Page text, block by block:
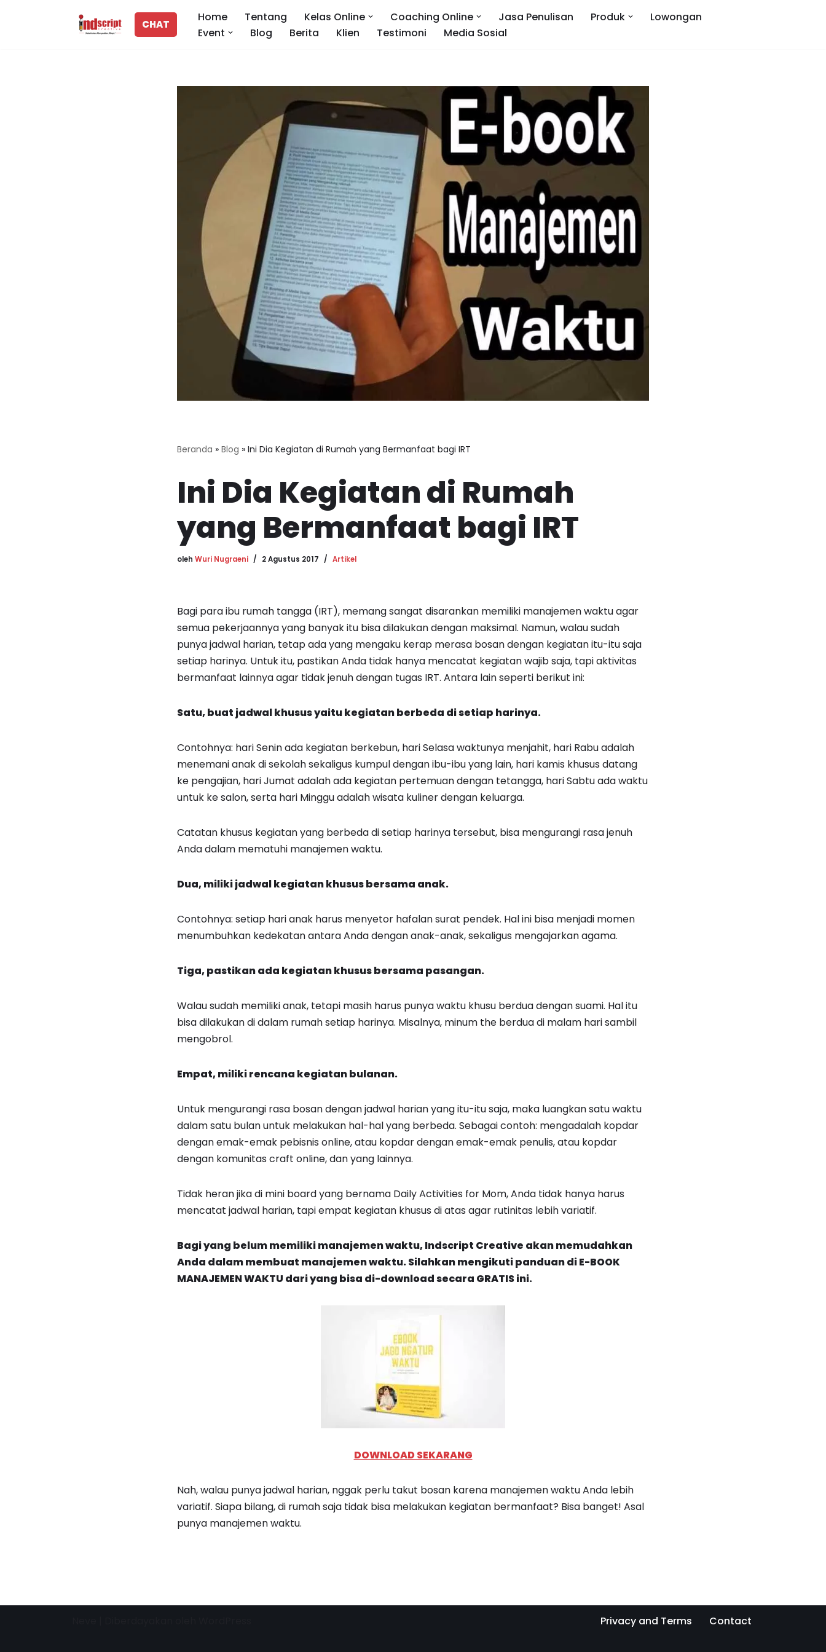
CHAT
Home Tentang Kelas Online Coaching Online Jasa Penulisan Produk
Lowongan
Event
Blog Berita Klien Testimoni Media Sosial
Beranda » Blog » Ini Dia Kegiatan di Rumah yang Bermanfaat bagi IRT
Ini Dia Kegiatan di Rumah
yang Bermanfaat bagi IRT
oleh Wuri Nugraeni 2 Agustus 2017 Artikel
Bagi para ibu rumah tangga (IRT), memang sangat disarankan memiliki manajemen waktu agar
semua pekerjaannya yang banyak itu bisa dilakukan dengan maksimal. Namun, walau sudah
punya jadwal harian, tetap ada yang mengaku kerap merasa bosan dengan kegiatan itu-itu saja
setiap harinya. Untuk itu, pastikan Anda tidak hanya mencatat kegiatan wajib saja, tapi aktivitas
bermanfaat lainnya agar tidak jenuh dengan tugas IRT. Antara lain seperti berikut ini:
Satu, buat jadwal khusus yaitu kegiatan berbeda di setiap harinya.
Contohnya: hari Senin ada kegiatan berkebun, hari Selasa waktunya menjahit, hari Rabu adalah
menemani anak di sekolah sekaligus kumpul dengan ibu-ibu yang lain, hari kamis khusus datang
ke pengajian, hari Jumat adalah ada kegiatan pertemuan dengan tetangga, hari Sabtu ada waktu
untuk ke salon, serta hari Minggu adalah wisata kuliner dengan keluarga.
Catatan khusus kegiatan yang berbeda di setiap harinya tersebut, bisa mengurangi rasa jenuh
Anda dalam mematuhi manajemen waktu.
Dua, milikijadwal kegiatan khusus bersama anak.
Contohnya: setiap hari anak harus menyetor hafalan surat pendek. Hal ini bisa menjadi momen
menumbuhkan kedekatan antara Anda dengan anak-anak, sekaligus mengajarkan agama.
Tiga, pastikan ada kegiatan khusus bersama pasangan.
Walau sudah memiliki anak, tetapi masih harus punya waktu khusu berdua dengan suami. Hal itu
bisa dilakukan di dalam rumah setiap harinya. Misalnya, minum the berdua di malam hari sambil
mengobrol.
Empat, miliki rencana kegiatan bulanan.
Untuk mengurangi rasa bosan dengan jadwal harian yang itu-itu saja, maka luangkan satu waktu
dalam satu bulan untuk melakukan hal-hal yang berbeda. Sebagai contoh: mengadalah kopdar
dengan emak-emak pebisnis online, atau kopdar dengan emak-emak penulis, atau kopdar
dengan komunitas craft online, dan yang lainnya.
Tidak heran jika di mini board yang bernama Daily Activities for Mom, Anda tidak hanya harus
mencatat jadwal harian, tapi empat kegiatan khusus di atas agar rutinitas lebih variatif.
Bagi yang belum memiliki manajemen waktu, Indscript Creative akan memudahkan
Anda dalam membuat manajemen waktu. Silahkan mengikuti panduan di E-BOOK
MANAJEMEN WAKTU dari yang bisa di-download secara GRATIS ini.
DOWNLOAD SEKARANG
Nah, walau punya jadwal harian, nggak perlu takut bosan karena manajemen waktu Anda lebih
variatif. Siapa bilang, di rumah saja tidak bisa melakukan kegiatan bermanfaat? Bisa banget! Asal
punya manajemen waktu.
Privacy and Terms Contact